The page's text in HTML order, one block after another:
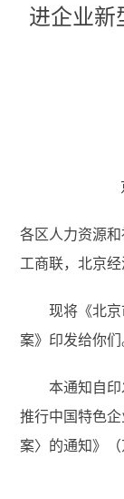
进企业新
各区人力资源
工商联，北京
现将《北
案》印发给你们
本通知自
推行中国特色
案〉的通知》